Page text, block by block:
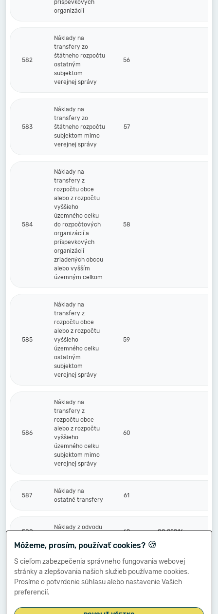
príspevkových
organizácií
582
Náklady na
transfery zo
štátneho rozpočtu
ostatným
subjektom
verejnej správy
56
583
Náklady na
transfery zo
štátneho rozpočtu
subjektom mimo
verejnej správy
57
584
Náklady na
transfery z
rozpočtu obce
alebo z rozpočtu
vyššieho
územného celku
do rozpočtových
organizácií a
príspevkových
organizácií
zriadených obcou
alebo vyšším
územným celkom
58
585
Náklady na
transfery z
rozpočtu obce
alebo z rozpočtu
vyššieho
územného celku
ostatným
subjektom
verejnej správy
59
586
Náklady na
transfery z
rozpočtu obce
alebo z rozpočtu
vyššieho
územného celku
subjektom mimo
verejnej správy
60
587
Náklady na
ostatné transfery
61
588
Náklady z odvodu
62 80 959,16
589
Náklady z
budúceho odvodu
príjmov
63 -169,92
Účtové skupiny
Môžeme, prosím, používať cookies? 🍪
S cieľom zabezpečenia správneho fungovania webovej
stránky a zlepšovania našich služieb používame cookies.
Prosíme o potvrdenie súhlasu alebo nastavenie Vašich
preferencií.